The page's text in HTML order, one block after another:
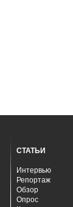
СТАТЬИ
Интервью
Репортаж
Обзор
Опрос